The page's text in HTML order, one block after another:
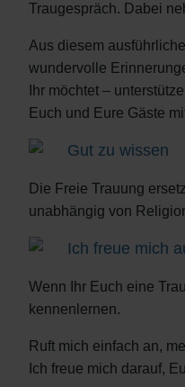
Traugespräch. Dabei
Aus diesem
wundervolle
Ihr möchtet –
Euch und Eure Gäste
Gut zu wissen
Die Freie Trauung
unabhängig von
Ich freue mich
Wenn Ihr Euch eine
kennenlernen.
Ruft mich einfach an,
Ich freue mich darauf,